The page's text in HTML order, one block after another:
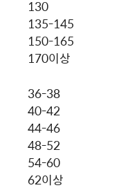
130
135-145
150-165
170이상
36-38
40-42
44-46
48-52
54-60
62이상